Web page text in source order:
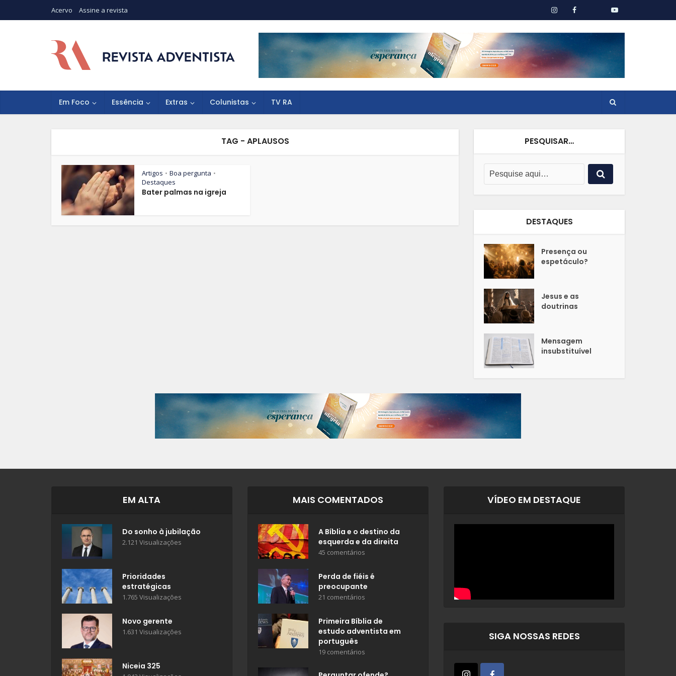
Acervo Assine a revista
Em Foco Essência Extras Colunistas TV RA
TAG - APLAUSOS
Artigos • Boa pergunta •
Destaques
Bater palmas na igreja
PESQUISAR…
DESTAQUES
Presença ou
espetáculo?
Jesus e as
doutrinas
Mensagem
insubstituível
EM ALTA
Do sonho à jubilação
2.121 Visualizações
Prioridades
estratégicas
1.765 Visualizações
Novo gerente
1.631 Visualizações
Niceia 325
MAIS COMENTADOS
A Bíblia e o destino da
esquerda e da direita
45 comentários
Perda de fiéis é
preocupante
21 comentários
Primeira Bíblia de
estudo adventista em
português
19 comentários
VÍDEO EM DESTAQUE
SIGA NOSSAS REDES